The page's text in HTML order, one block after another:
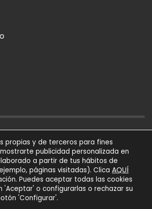
DE PRIVACIDAD POLÍTICA DE COOKIES
AFIAL Asociación © 2026
Todos los derechos
reservados
propias y de terceros para fines
publicidad personalizada en
a partir de tus hábitos de
páginas visitadas). Clica AQUÍ
Puedes aceptar todas las cookies
'Aceptar' o configurarlas o rechazar su
'Configurar'.